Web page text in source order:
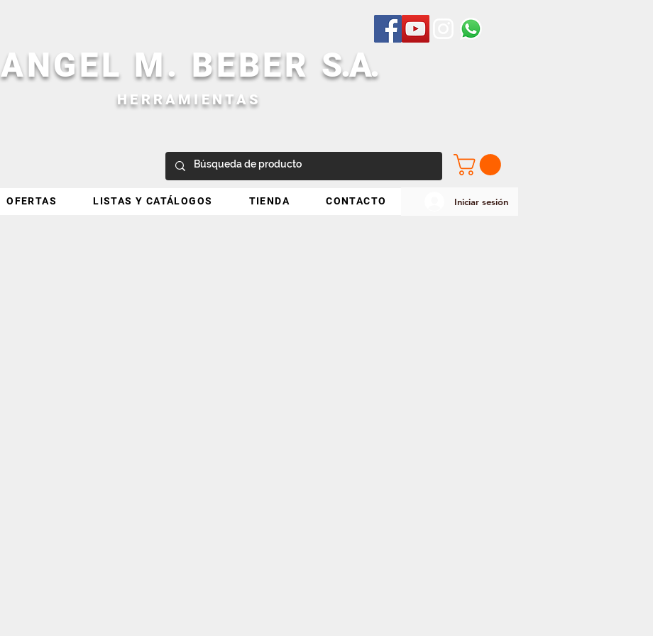
ANGEL M. BEBER S.A.
HERRAMIENTAS
OFERTAS LISTAS Y CATÁLOGOS TIENDA CONTACTO Iniciar sesión